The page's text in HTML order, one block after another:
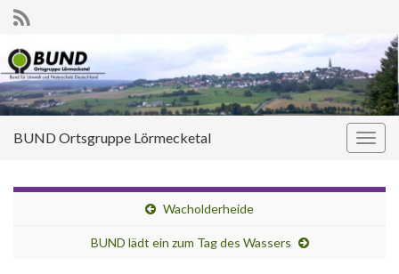
BUND Ortsgruppe Lörmecketal
Wacholderheide
BUND lädt ein zum Tag des Wassers